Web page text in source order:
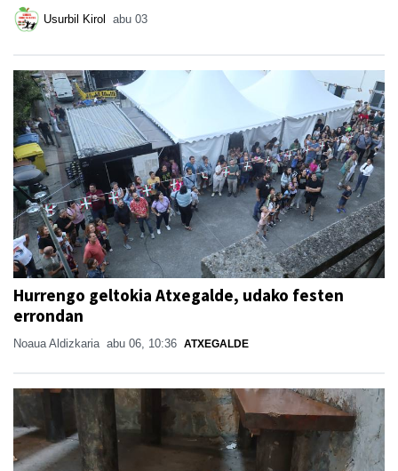
Usurbil Kirol abu 03
Hurrengo geltokia Atxegalde, udako festen
errondan
Noaua Aldizkaria abu 06, 10:36 ATXEGALDE